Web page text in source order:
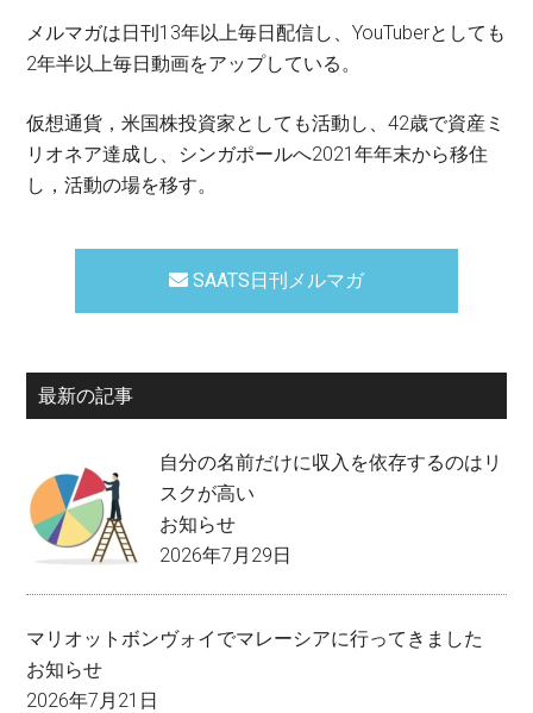
メルマガは日刊13年以上毎日配信し、YouTuberとしても
2年半以上毎日動画をアップしている。
仮想通貨，米国株投資家としても活動し、42歳で資産ミ
リオネア達成し、シンガポールへ2021年年末から移住
し，活動の場を移す。
SAATS日刊メルマガ
最新の記事
自分の名前だけに収入を依存するのはリ
スクが高い
お知らせ
2026年7月29日
マリオットボンヴォイでマレーシアに行ってきました
お知らせ
2026年7月21日